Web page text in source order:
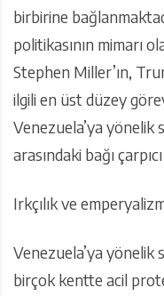
birbirine
politikasının mimarı
Stephen Miller’ın,
ilgili en üst düzey
Venezuela’ya yönelik
arasındaki bağı
Irkçılık ve
Venezuela’ya yönelik
birçok kentte acil